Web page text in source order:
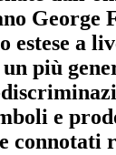
George
estese a
più
e
connotati